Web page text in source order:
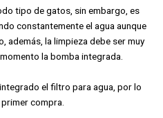
tipo de gatos, sin embargo, es
constantemente el agua aunque
además, la limpieza debe ser muy
la bomba integrada.
el filtro para agua, por lo
compra.